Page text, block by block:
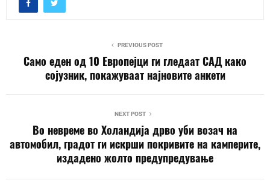
PREVIOUS POST
Само еден од 10 Европејци ги гледаат САД како
сојузник, покажуваат најновите анкети
NEXT POST
Во невреме во Холандија дрво уби возач на
автомобил, градот ги искрши покривите на камперите,
издадено жолто предупредување